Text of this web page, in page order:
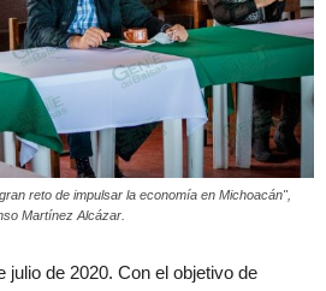
reto de impulsar la economía en Michoacán",
Martínez Alcázar.
julio de 2020. Con el objetivo de